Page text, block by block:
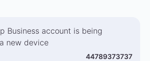
Business account is being
new device
44789373737